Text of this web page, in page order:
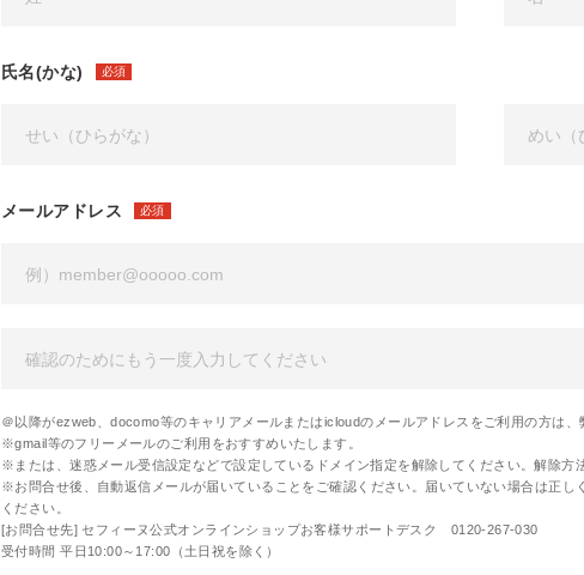
氏名(かな) 必須
メールアドレス 必須
＠以降がezweb、docomo等のキャリアメールまたはicloudのメールアドレスをご利用の方は
※gmail等のフリーメールのご利用をおすすめいたします。
※または、迷惑メール受信設定などで設定しているドメイン指定を解除してください。解除方
※お問合せ後、自動返信メールが届いていることをご確認ください。届いていない場合は正
ください。
[お問合せ先] セフィーヌ公式オンラインショップお客様サポートデスク 0120-267-030
受付時間 平日10:00～17:00（土日祝を除く）